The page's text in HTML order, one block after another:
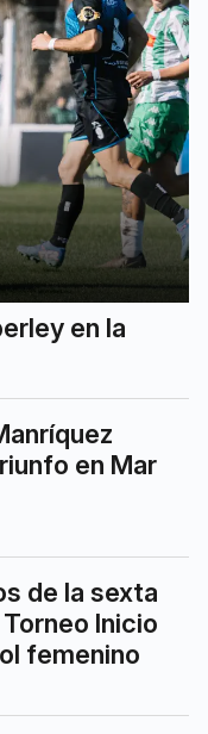
en la
en Mar
de la sexta
Inicio
femenino